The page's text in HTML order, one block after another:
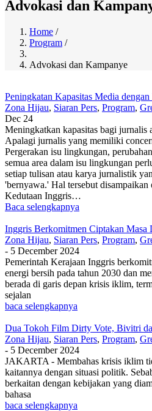
Advokasi dan
Breadcrumb
Home /
Program /
Advokasi dan Kampanye
Peningkatan Kapasitas Media
Zona Hijau, Siaran Pers, Program,
Dec 24
Meningkatkan kapasitas bagi jurnalis
Apalagi jurnalis yang memiliki
Pergerakan isu lingkungan,
semua area dalam isu lingkungan
setiap tulisan atau karya jurnalistik
'bernyawa.' Hal tersebut
Kedutaan Inggris…
Baca selengkapnya
Inggris Berkomitmen Ciptakan Masa
Zona Hijau, Siaran Pers, Program,
- 5 December 2024
Pemerintah Kerajaan Inggris
energi bersih pada tahun 2030 dan
berada di garis depan krisis iklim,
sejalan
baca selengkapnya
Dua Tokoh Film Dirty Vote, Bivitri
Zona Hijau, Siaran Pers, Program,
- 5 December 2024
JAKARTA - Membahas krisis iklim
kaitannya dengan situasi politik.
berkaitan dengan kebijakan yang
bahasa
baca selengkapnya